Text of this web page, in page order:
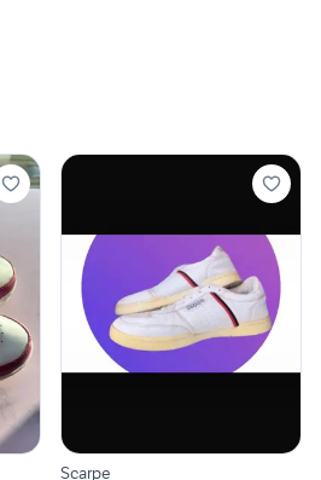
Scarpe